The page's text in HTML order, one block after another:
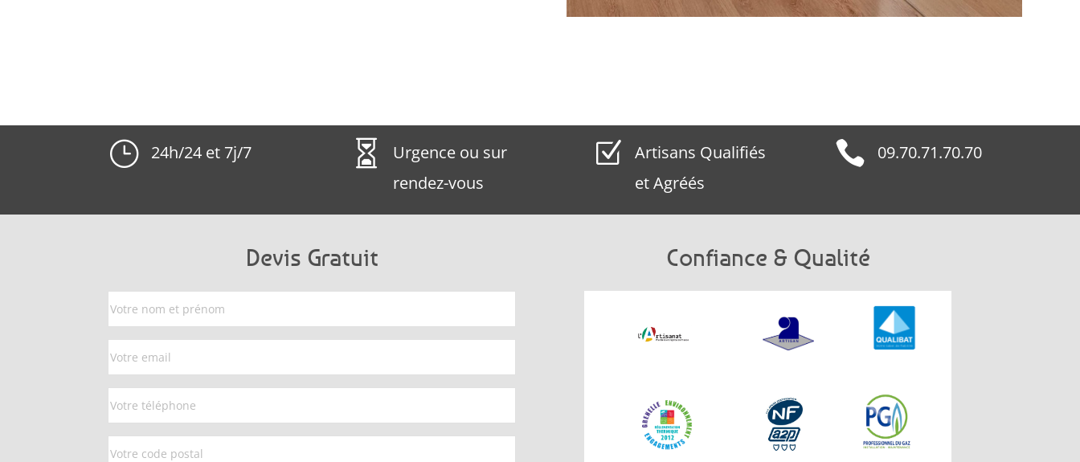
} 24h/24 et 7j/7 
Urgence ou sur
rendez-vous
Z
Artisans Qualifiés
et Agréés
 09.70.71.70.70
Devis Gratuit Confiance & Qualité